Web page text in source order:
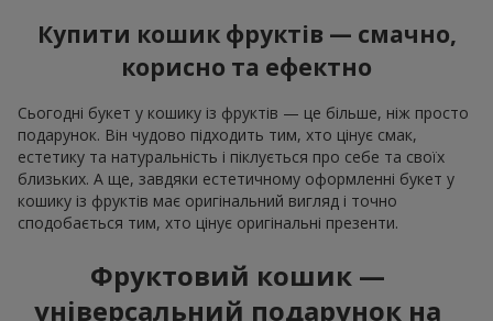
Купити кошик фруктів — смачно,
корисно та ефектно
Сьогодні букет у кошику із фруктів — це більше, ніж просто
подарунок. Він чудово підходить тим, хто цінує смак,
естетику та натуральність і піклується про себе та своїх
близьких. А ще, завдяки естетичному оформленні букет у
кошику із фруктів має оригінальний вигляд і точно
сподобається тим, хто цінує оригінальні презенти.
Фруктовий кошик —
універсальний подарунок на